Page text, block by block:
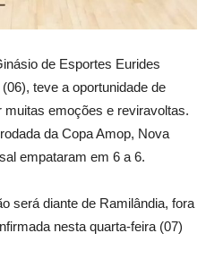
de Esportes Eurides
teve a oportunidade de
emoções e reviravoltas.
da Copa Amop, Nova
empataram em 6 a 6.
será diante de Ramilândia, fora
nesta quarta-feira (07)